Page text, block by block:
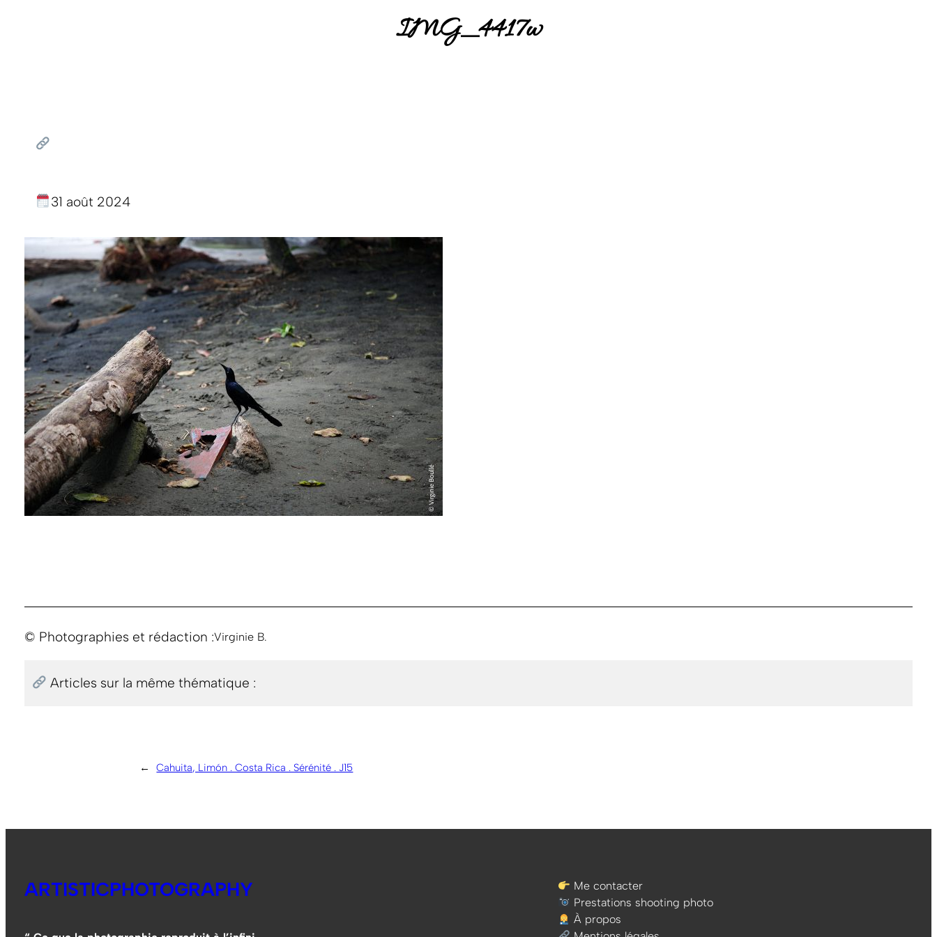
IMG_4417w
31 août 2024
© Photographies et rédaction :Virginie B.
Articles sur la même thématique :
← Cahuita, Limón . Costa Rica . Sérénité . J15
ARTISTICPHOTOGRAPHY
Me contacter
Prestations shooting photo
À propos